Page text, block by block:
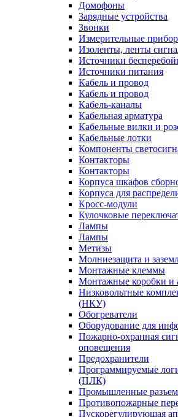
Домофоны
Зарядные устройства
Звонки
Измерительные
Изоленты, ленты
Источники
Источники питания
Кабель и провод
Кабель и провод
Кабель-каналы
Кабельная арматура
Кабельные вилки и
Кабельные лотки
Компоненты
Контакторы
Контакторы
Корпуса шкафов
Корпуса для
Кросс-модули
Кулочковые
Лампы
Лампы
Метизы
Молниезащита и
Монтажные клеммы
Монтажные коробки и
Низковольтные
(НКУ)
Обогреватели
Оборудование для
Пожарно-охранная
оповещения
Предохранители
Программируемые
(ПЛК)
Промышленные
Противопожарные
Пускорегулирующая